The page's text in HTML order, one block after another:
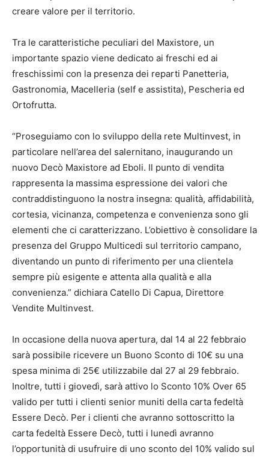
creare valore per il territorio.
Tra le caratteristiche peculiari del Maxistore, un
importante spazio viene dedicato ai freschi ed ai
freschissimi con la presenza dei reparti Panetteria,
Gastronomia, Macelleria (self e assistita), Pescheria ed
Ortofrutta.
“Proseguiamo con lo sviluppo della rete Multinvest, in
particolare nell’area del salernitano, inaugurando un
nuovo Decò Maxistore ad Eboli. Il punto di vendita
rappresenta la massima espressione dei valori che
contraddistinguono la nostra insegna: qualità, affidabilità,
cortesia, vicinanza, competenza e convenienza sono gli
elementi che ci caratterizzano. L’obiettivo è consolidare la
presenza del Gruppo Multicedi sul territorio campano,
diventando un punto di riferimento per una clientela
sempre più esigente e attenta alla qualità e alla
convenienza.” dichiara Catello Di Capua, Direttore
Vendite Multinvest.
In occasione della nuova apertura, dal 14 al 22 febbraio
sarà possibile ricevere un Buono Sconto di 10€ su una
spesa minima di 25€ utilizzabile dal 27 al 29 febbraio.
Inoltre, tutti i giovedì, sarà attivo lo Sconto 10% Over 65
valido per tutti i clienti senior muniti della carta fedeltà
Essere Decò. Per i clienti che avranno sottoscritto la
carta fedeltà Essere Decò, tutti i lunedì avranno
l’opportunità di usufruire di uno sconto del 10% valido sul